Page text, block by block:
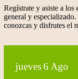
Regístrate y asiste a los
general y
conozcas y disfrutes el
jueves 6 Ago